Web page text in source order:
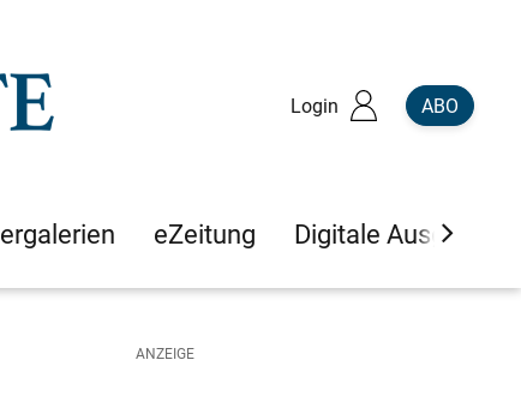
Login ABO
eZeitung Digitale Ausgaben